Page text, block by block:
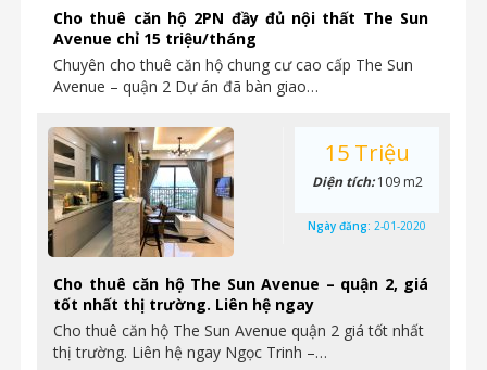
Cho thuê căn hộ 2PN đầy đủ nội thất The Sun
Avenue chỉ 15 triệu/tháng
Chuyên cho thuê căn hộ chung cư cao cấp The Sun
Avenue – quận 2 Dự án đã bàn giao…
Cho thuê căn hộ The Sun Avenue – quận 2, giá
tốt nhất thị trường. Liên hệ ngay
Cho thuê căn hộ The Sun Avenue quận 2 giá tốt nhất
thị trường. Liên hệ ngay Ngọc Trinh –…
15 Triệu
Diện tích:109 m2
Ngày đăng: 2-01-2020